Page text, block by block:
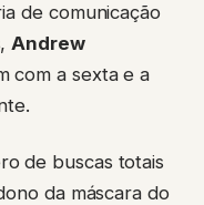
de comunicação
Andrew
com a sexta e a
de buscas totais
da máscara do